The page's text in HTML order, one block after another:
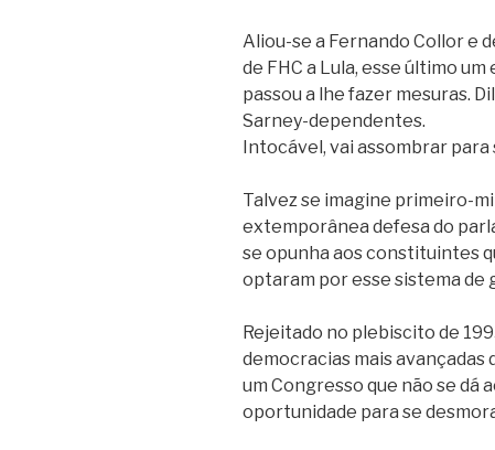
Aliou-se a Fernando Collor e
de FHC a Lula, esse último
passou a lhe fazer mesuras.
Sarney-dependentes.
Intocável, vai assombrar para
Talvez se imagine primeiro-
extemporânea defesa do
se opunha aos constituintes
optaram por esse sistema de
Rejeitado no plebiscito de
democracias mais avançadas
um Congresso que não se dá
oportunidade para se